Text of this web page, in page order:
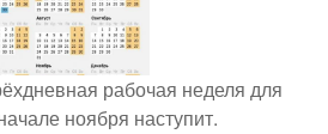
рабочая неделя для
ноября наступит.